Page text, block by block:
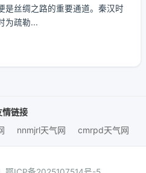
是丝绸之路的重要通道。秦汉时
为疏勒...
情链接
nnmjrl天气网 cmrpd天气网